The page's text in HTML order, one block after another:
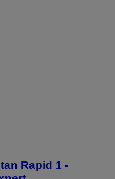
Rapid 1 -